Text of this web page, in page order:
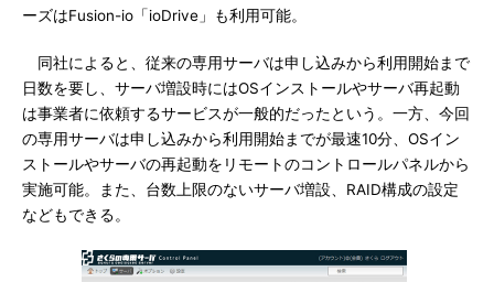
ーズはFusion-io「ioDrive」も利用可能。
同社によると、従来の専用サーバは申し込みから利用開始まで
日数を要し、サーバ増設時にはOSインストールやサーバ再起動
は事業者に依頼するサービスが一般的だったという。一方、今回
の専用サーバは申し込みから利用開始までが最速10分、OSイン
ストールやサーバの再起動をリモートのコントロールパネルから
実施可能。また、台数上限のないサーバ増設、RAID構成の設定
などもできる。